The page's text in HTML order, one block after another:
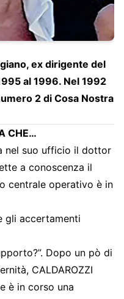
ex dirigente del
al 1996. Nel 1992
2 di Cosa Nostra
CHE…
nel suo ufficio il dottor
a conoscenza il
centrale operativo è in
gli accertamenti
Dopo un pò di
CALDAROZZI
è in corso una